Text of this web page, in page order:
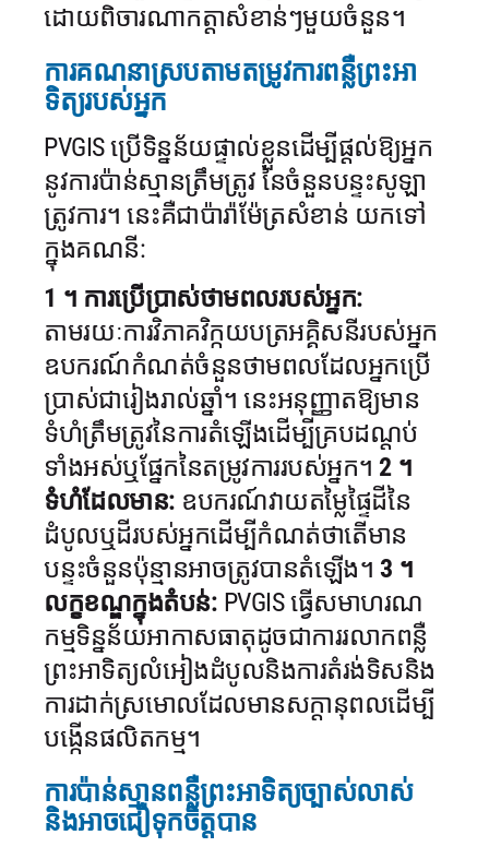
ដោយពិចារណាកត្តាសំខាន់ៗមួយចំនួន។
ការគណនាស្របតាមតម្រូវការពន្លឺព្រះអា
ទិត្យរបស់អ្នក
PVGIS ប្រើទិន្នន័យផ្ទាល់ខ្លួនដើម្បីផ្តល់ឱ្យអ្នក
នូវការប៉ាន់ស្មានត្រឹមត្រូវ នៃចំនួនបន្ទះសូឡា
ត្រូវការ។ នេះគឺជាប៉ារ៉ាម៉ែត្រសំខាន់ យកទៅ
ក្នុងគណនី:
1 ។ ការប្រើប្រាស់ថាមពលរបស់អ្នក:
តាមរយៈការវិភាគវិក្កយបត្រអគ្គិសនីរបស់អ្នក
ឧបករណ៍កំណត់ចំនួនថាមពលដែលអ្នកប្រើ
ប្រាស់ជារៀងរាល់ឆ្នាំ។ នេះអនុញ្ញាតឱ្យមាន
ទំហំត្រឹមត្រូវនៃការតំឡើងដើម្បីគ្របដណ្តប់
ទាំងអស់ឬផ្នែកនៃតម្រូវការរបស់អ្នក។ 2 ។
ទំហំដែលមាន: ឧបករណ៍វាយតម្លៃផ្ទៃដីនៃ
ដំបូលឬដីរបស់អ្នកដើម្បីកំណត់ថាតើមាន
បន្ទះចំនួនប៉ុន្មានអាចត្រូវបានតំឡើង។ 3 ។
លក្ខខណ្ឌក្នុងតំបន់: PVGIS ធ្វើសមាហរណ
កម្មទិន្នន័យអាកាសធាតុដូចជាការរលាកពន្លឺ
ព្រះអាទិត្យលំអៀងដំបូលនិងការតំរង់ទិសនិង
ការដាក់ស្រមោលដែលមានសក្តានុពលដើម្បី
បង្កើនផលិតកម្ម។
ការប៉ាន់ស្មានពន្លឺព្រះអាទិត្យច្បាស់លាស់
និងអាចជឿទុកចិត្តបាន